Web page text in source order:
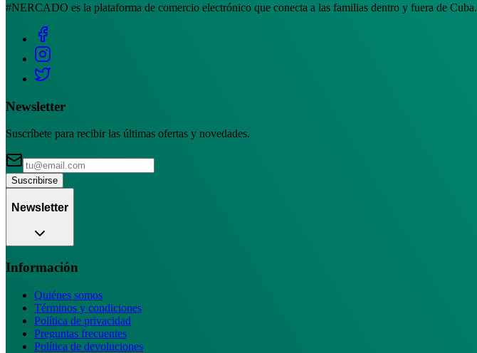
#NERCADO es la plataforma de comercio electrónico que conecta a las familias dentro y fuera de Cuba.
Newsletter
Suscríbete para recibir las últimas ofertas y novedades.
Suscribirse
Newsletter
Información
Quiénes somos
Términos y condiciones
Política de privacidad
Preguntas frecuentes
Política de devoluciones